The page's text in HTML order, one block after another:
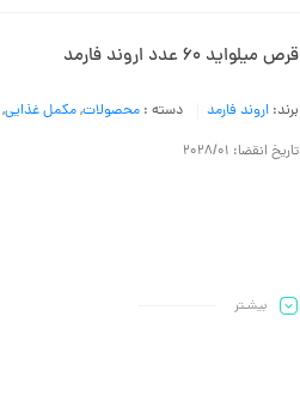
قرص میلواید 60 عدد اروند فارمد
برند: اروند فارمد دسته : محصولات,مکمل غذایی,
تاریخ انقضا: 2028/01
بیشـتر